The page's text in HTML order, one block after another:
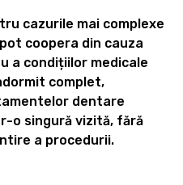
cazurile mai complexe
coopera din cauza
a condițiilor medicale
complet,
dentare
o singură vizită, fără
a procedurii.